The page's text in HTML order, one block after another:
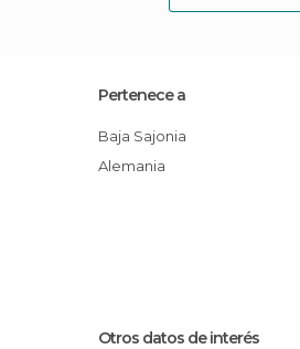
Pertenece a
Baja Sajonia
Alemania
Otros datos de interés